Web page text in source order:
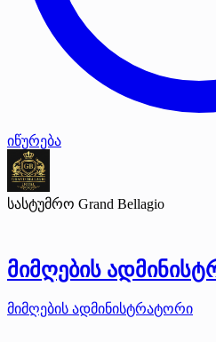
იწურება
სასტუმრო Grand Bellagio
მიმღების
მიმღების ადმინისტრატორი